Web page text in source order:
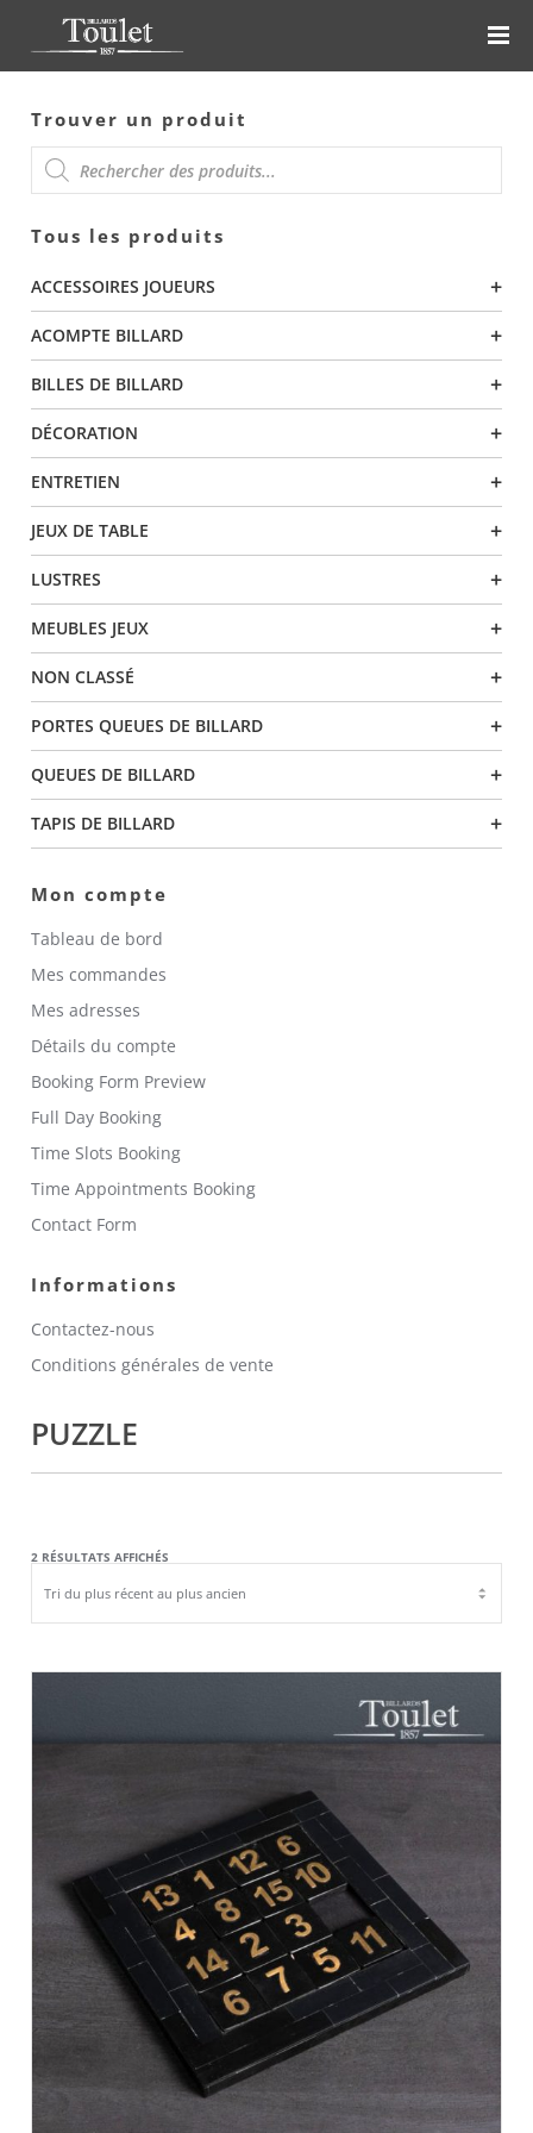
Trouver un produit
RECHERCHE
DE
PRODUITS
Tous les produits
ACCESSOIRES JOUEURS +
ACOMPTE BILLARD +
BILLES DE BILLARD +
DÉCORATION +
ENTRETIEN +
JEUX DE TABLE +
LUSTRES +
MEUBLES JEUX +
NON CLASSÉ +
PORTES QUEUES DE BILLARD +
QUEUES DE BILLARD +
TAPIS DE BILLARD +
Mon compte
Tableau de bord
Mes commandes
Mes adresses
Détails du compte
Booking Form Preview
Full Day Booking
Time Slots Booking
Time Appointments Booking
Contact Form
Informations
Contactez-nous
Conditions générales de vente
PUZZLE
2 RÉSULTATS AFFICHÉS
DU
RÉCENT
AU
ANCIEN